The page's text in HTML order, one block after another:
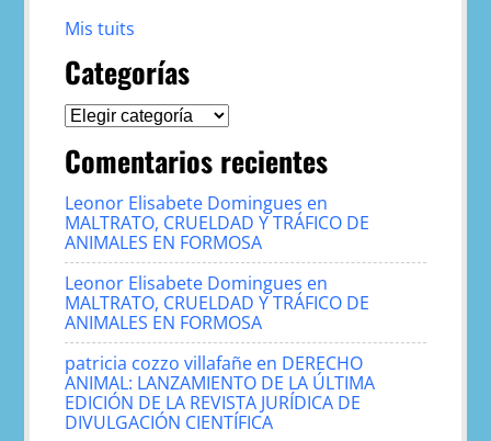
Mis tuits
Categorías
Categorías
Comentarios recientes
Leonor Elisabete Domingues en
MALTRATO, CRUELDAD Y TRÁFICO DE
ANIMALES EN FORMOSA
Leonor Elisabete Domingues en
MALTRATO, CRUELDAD Y TRÁFICO DE
ANIMALES EN FORMOSA
patricia cozzo villafañe en DERECHO
ANIMAL: LANZAMIENTO DE LA ÚLTIMA
EDICIÓN DE LA REVISTA JURÍDICA DE
DIVULGACIÓN CIENTÍFICA